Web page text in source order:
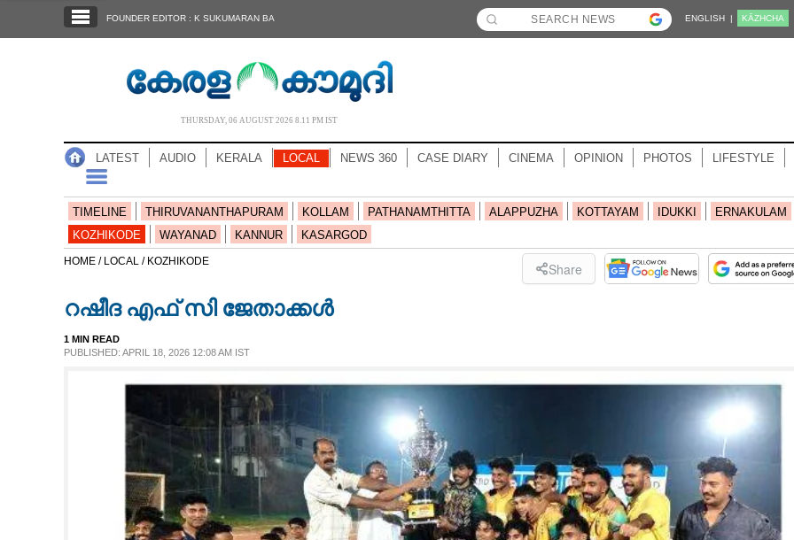
NOTIFIED NEWS
NEWS 360
FOUNDER EDITOR : K SUKUMARAN BA ENGLISH | KĀZHCHA
THURSDAY, 06 AUGUST 2026 8.11 PM IST
LATEST AUDIO KERALA LOCAL NEWS 360 CASE DIARY CINEMA OPINION PHOTOS LIFESTYLE
TIMELINE THIRUVANANTHAPURAM KOLLAM PATHANAMTHITTA ALAPPUZHA KOTTAYAM IDUKKI
ERNAKULAM
KOZHIKODE
WAYANAD KANNUR KASARGOD
HOME / LOCAL / KOZHIKODE Share
റഷീദ എഫ് സി ജേതാക്കൾ
1 MIN READ
PUBLISHED: APRIL 18, 2026 12:08 AM IST